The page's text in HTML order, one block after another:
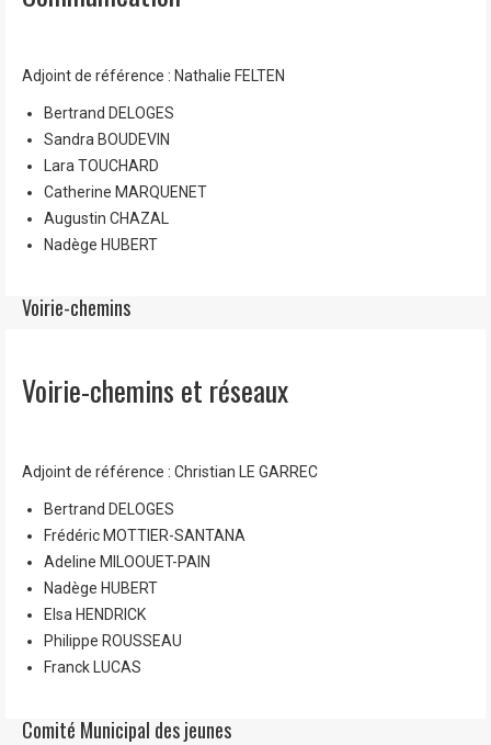
Adjoint de référence : Nathalie FELTEN
Bertrand DELOGES
Sandra BOUDEVIN
Lara TOUCHARD
Catherine MARQUENET
Augustin CHAZAL
Nadège HUBERT
Voirie-chemins
Voirie-chemins et réseaux
Adjoint de référence : Christian LE GARREC
Bertrand DELOGES
Frédéric MOTTIER-SANTANA
Adeline MILOOUET-PAIN
Nadège HUBERT
Elsa HENDRICK
Philippe ROUSSEAU
Franck LUCAS
Comité Municipal des jeunes